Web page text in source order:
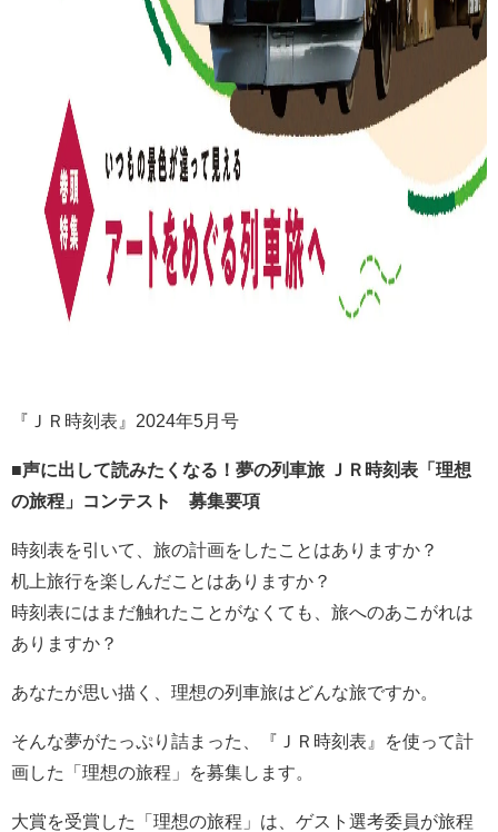
『ＪＲ時刻表』2024年5月号
■声に出して読みたくなる！夢の列車旅 ＪＲ時刻表「理想
の旅程」コンテスト 募集要項
時刻表を引いて、旅の計画をしたことはありますか？
机上旅行を楽しんだことはありますか？
時刻表にはまだ触れたことがなくても、旅へのあこがれは
ありますか？
あなたが思い描く、理想の列車旅はどんな旅ですか。
そんな夢がたっぷり詰まった、『ＪＲ時刻表』を使って計
画した「理想の旅程」を募集します。
大賞を受賞した「理想の旅程」は、ゲスト選考委員が旅程